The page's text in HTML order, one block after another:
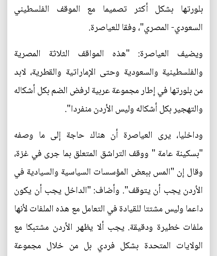
بلورتها بشكل أكثر تصميما مع الموقف الفلسطيني
السعودي- المصري"، وفقا للعياصرة.
ويضيف العياصرة: "هذه المواقف الثلاثة المصرية
والفلسطينية والسعودية وحتى الإماراتية والقطرية، لابد
من بلورتها في إطار مجموعة عربية لرفض الضم بكل أشكاله
والتهجير بكل أشكاله وليس الأردن منفردا".
وداخليا، يرى العياصرة أن هناك حاجة إلى ما وصفه
"بسكينة عامة " ووقف التراشق المتعلق بما جرى في غزة،
وقال إن "المس ببعض المؤسسات السياسية والسيادية في
الأردن يجب أن يتوقف". وأضاف: "الداخل يجب أن يكون
داعما وليس مشتتا للقيادة في التعامل مع هذه الملفات لأنها
ملفات خطيرة ودقيقة. يجب ألا يظهر الأردن مشتبكا مع
الولايات المتحدة بشكل فردي بل من خلال مجموعة